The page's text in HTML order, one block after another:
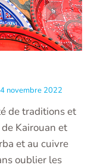
novembre 2022
de traditions et
Kairouan et
et au cuivre
oublier les